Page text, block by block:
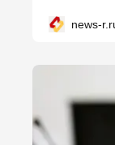
news-